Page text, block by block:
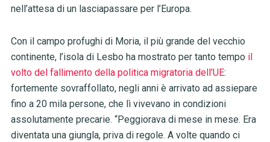
nell’attesa di un lasciapassare per l’Europa.
Con il campo profughi di Moria, il più grande del vecchio
continente, l’isola di Lesbo ha mostrato per tanto tempo il
volto del fallimento della politica migratoria dell’UE:
fortemente sovraffollato, negli anni è arrivato ad assiepare
fino a 20 mila persone, che lì vivevano in condizioni
assolutamente precarie. “Peggiorava di mese in mese. Era
diventata una giungla, priva di regole. A volte quando ci